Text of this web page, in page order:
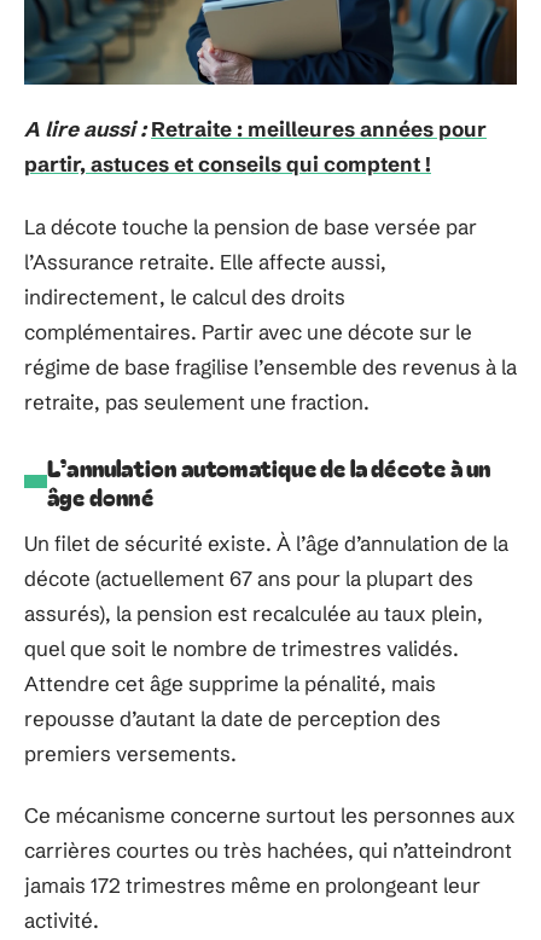
A lire aussi : Retraite : meilleures années pour
partir, astuces et conseils qui comptent !
La décote touche la pension de base versée par
l’Assurance retraite. Elle affecte aussi,
indirectement, le calcul des droits
complémentaires. Partir avec une décote sur le
régime de base fragilise l’ensemble des revenus à la
retraite, pas seulement une fraction.
L’annulation automatique de la décote à un
âge donné
Un filet de sécurité existe. À l’âge d’annulation de la
décote (actuellement 67 ans pour la plupart des
assurés), la pension est recalculée au taux plein,
quel que soit le nombre de trimestres validés.
Attendre cet âge supprime la pénalité, mais
repousse d’autant la date de perception des
premiers versements.
Ce mécanisme concerne surtout les personnes aux
carrières courtes ou très hachées, qui n’atteindront
jamais 172 trimestres même en prolongeant leur
activité.